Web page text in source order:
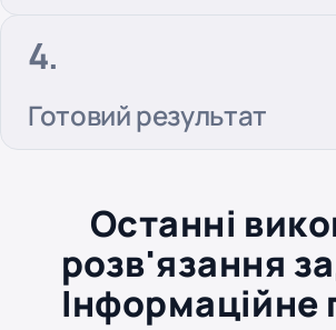
Готовий результат
Останні
розв'язання
Інформаційне